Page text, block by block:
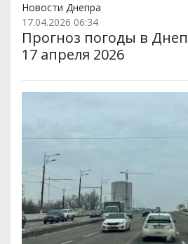
Новости Днепра
17.04.2026 06:34
Прогноз погоды в
17 апреля 2026